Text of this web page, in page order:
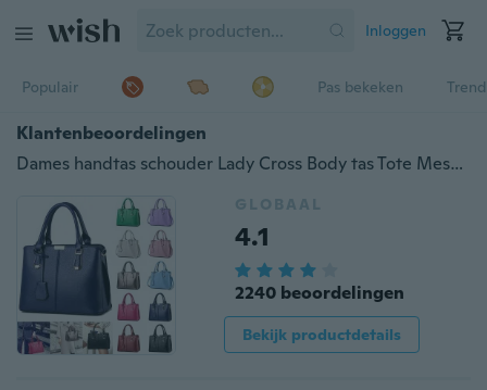
Inloggen
Populair Pas bekeken
Klantenbeoordelingen
Dames handtas schouder Lady Cross Body tas Tote Messenger Satchel Purse
GLOBAAL
4.1
2240 beoordelingen
Bekijk productdetails